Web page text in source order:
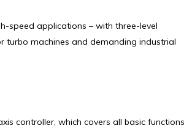
speed applications – with three-level
turbo machines and demanding industrial
controller, which covers all basic functions